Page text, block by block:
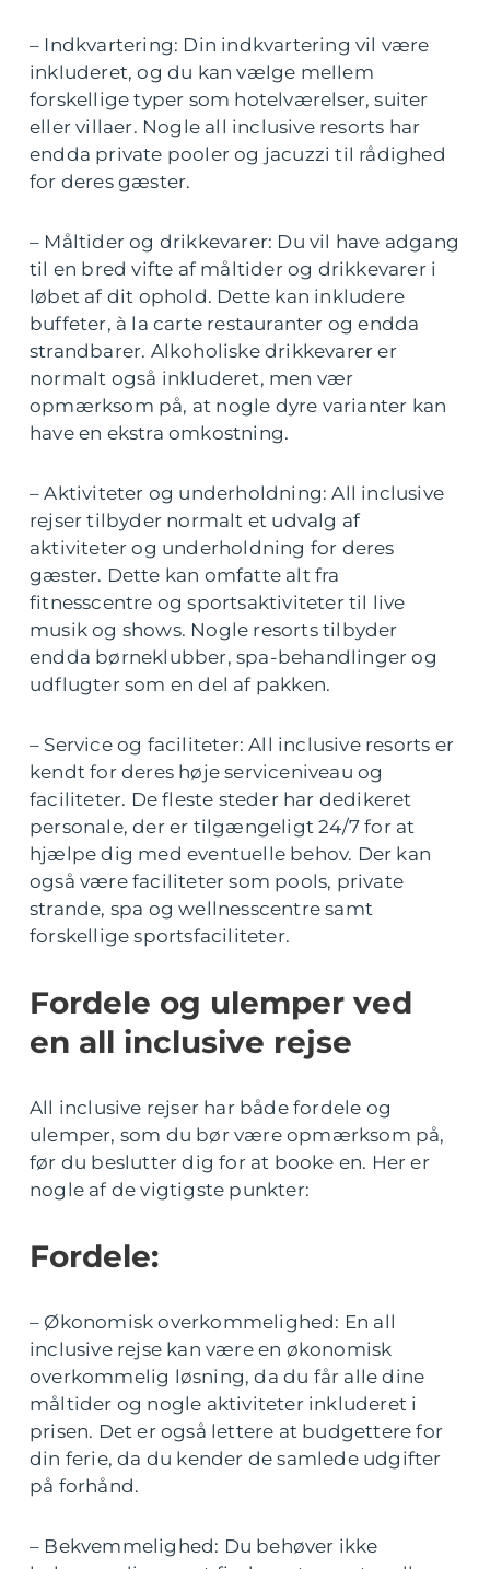
– Indkvartering: Din indkvartering vil være
inkluderet, og du kan vælge mellem
forskellige typer som hotelværelser, suiter
eller villaer. Nogle all inclusive resorts har
endda private pooler og jacuzzi til rådighed
for deres gæster.
– Måltider og drikkevarer: Du vil have adgang
til en bred vifte af måltider og drikkevarer i
løbet af dit ophold. Dette kan inkludere
buffeter, à la carte restauranter og endda
strandbarer. Alkoholiske drikkevarer er
normalt også inkluderet, men vær
opmærksom på, at nogle dyre varianter kan
have en ekstra omkostning.
– Aktiviteter og underholdning: All inclusive
rejser tilbyder normalt et udvalg af
aktiviteter og underholdning for deres
gæster. Dette kan omfatte alt fra
fitnesscentre og sportsaktiviteter til live
musik og shows. Nogle resorts tilbyder
endda børneklubber, spa-behandlinger og
udflugter som en del af pakken.
– Service og faciliteter: All inclusive resorts er
kendt for deres høje serviceniveau og
faciliteter. De fleste steder har dedikeret
personale, der er tilgængeligt 24/7 for at
hjælpe dig med eventuelle behov. Der kan
også være faciliteter som pools, private
strande, spa og wellnesscentre samt
forskellige sportsfaciliteter.
Fordele og ulemper ved
en all inclusive rejse
All inclusive rejser har både fordele og
ulemper, som du bør være opmærksom på,
før du beslutter dig for at booke en. Her er
nogle af de vigtigste punkter:
Fordele:
– Økonomisk overkommelighed: En all
inclusive rejse kan være en økonomisk
overkommelig løsning, da du får alle dine
måltider og nogle aktiviteter inkluderet i
prisen. Det er også lettere at budgettere for
din ferie, da du kender de samlede udgifter
på forhånd.
– Bekvemmelighed: Du behøver ikke